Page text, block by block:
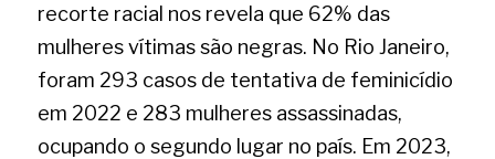
recorte racial nos revela que 62% das
mulheres vítimas são negras. No Rio Janeiro,
foram 293 casos de tentativa de feminicídio
em 2022 e 283 mulheres assassinadas,
ocupando o segundo lugar no país. Em 2023,